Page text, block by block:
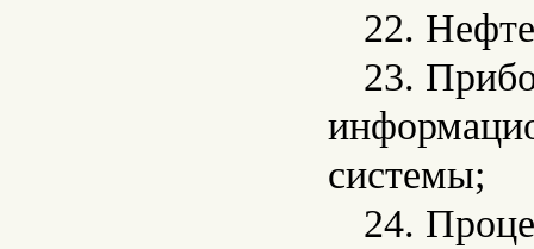
22.
23.
системы;
24.